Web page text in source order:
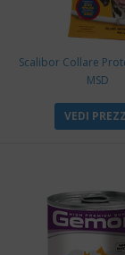
Scalibor Collare
MSD
VEDI